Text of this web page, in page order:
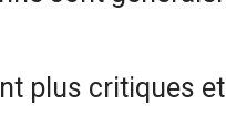
plus critiques